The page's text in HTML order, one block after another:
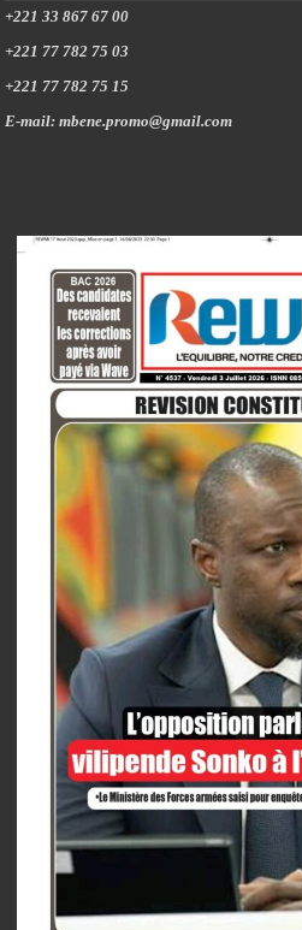
+221 33 867 67 00
+221 77 782 75 03
+221 77 782 75 15
E-mail: mbene.promo@gmail.com